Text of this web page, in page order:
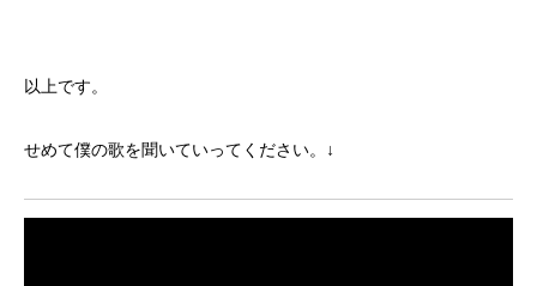
以上です。
せめて僕の歌を聞いていってください。↓